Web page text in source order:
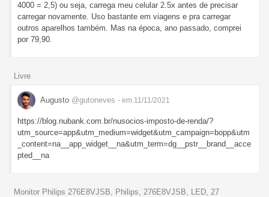
4000 = 2,5) ou seja, carrega meu celular 2.5x antes de precisar
carregar novamente. Uso bastante em viagens e pra carregar
outros aparelhos também. Mas na época, ano passado, comprei
por 79,90.
Livre
Augusto @gutoneves - em 11/11/2021
https://blog.nubank.com.br/nusocios-imposto-de-renda/?
utm_source=app&utm_medium=widget&utm_campaign=bopp&utm
_content=na__app_widget__na&utm_term=dg__pstr__brand__acce
pted__na
Monitor Philips 276E8VJSB, Philips, 276E8VJSB, LED, 27